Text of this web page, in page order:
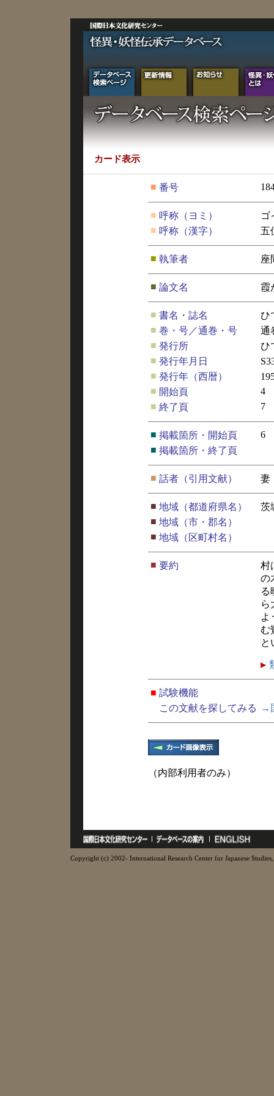
カード表示
■ 番号
■ 呼称（ヨミ）
ゴ
■ 呼称（漢字） 五
■ 執筆者 座
■ 論文名 霞
■ 書名・誌名
ひ
■ 巻・号／通巻・号
通
■ 発行所
ひ
■ 発行年月日
■ 発行年（西暦）
■ 開始頁
4
■ 終了頁 7
■ 掲載箇所・開始頁
6
■ 掲載箇所・終了頁
■ 話者（引用文献） 妻
■ 地域（都道府県名）
茨
■ 地域（市・郡名）
■ 地域（区町村名）
■ 要約
村
の
る
ら
よ
む
と
■ 試験機能
この文献を探してみる
→
（内部利用者のみ）
Copyright (c) 2002- International Research Center for Japanese